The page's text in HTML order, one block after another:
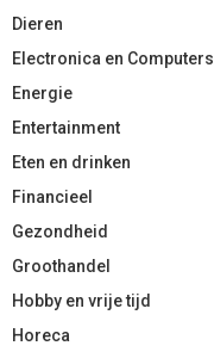
Dieren
Electronica en Computers
Energie
Entertainment
Eten en drinken
Financieel
Gezondheid
Groothandel
Hobby en vrije tijd
Horeca